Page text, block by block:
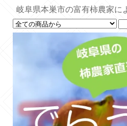
岐阜県本巣市の富有柿農家に